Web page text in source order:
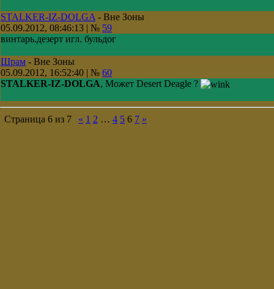
STALKER-IZ-DOLGA - Вне Зоны
05.09.2012, 08:46:13 | № 59
винтарь.дезерт игл. бульдог
Шрам - Вне Зоны
05.09.2012, 16:52:40 | № 60
STALKER-IZ-DOLGA, Может Desert Deagle ?
Страница 6 из 7 « 1 2 … 4 5 6 7 »